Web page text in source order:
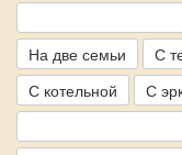
На две семьи
С
С котельной
С